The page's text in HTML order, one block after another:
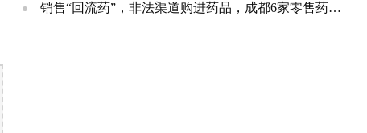
销售“回流药”，非法渠道购进药品，成都6家零售药店、诊所被罚